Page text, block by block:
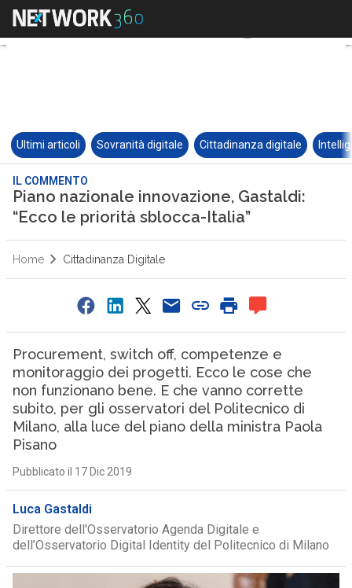
Ultimi articoli Sovranità digitale Cittadinanza digitale
IL COMMENTO
Piano nazionale innovazione, Gastaldi:
“Ecco le priorità sblocca-Italia”
Home Cittadinanza Digitale
Procurement, switch off, competenze e
monitoraggio dei progetti. Ecco le cose che
non funzionano bene. E che vanno corrette
subito, per gli osservatori del Politecnico di
Milano, alla luce del piano della ministra Paola
Pisano
Pubblicato il 17 Dic 2019
Luca Gastaldi
Direttore dell'Osservatorio Agenda Digitale e
dell’Osservatorio Digital Identity del Politecnico di Milano